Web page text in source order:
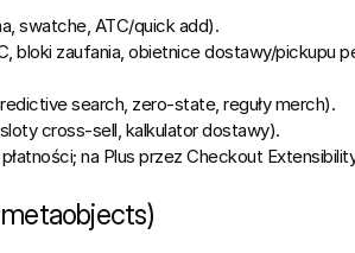
swatche, ATC/quick add).
bloki zaufania, obietnice dostawy/pickupu
search, zero‑state, reguły merch).
cross‑sell, kalkulator dostawy).
na Plus przez Checkout